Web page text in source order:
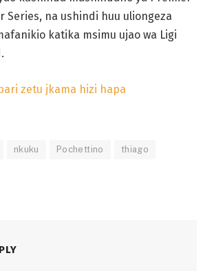
Series, na ushindi huu uliongeza
katika msimu ujao wa Ligi
zetu jkama hizi hapa
nkuku Pochettino thiago